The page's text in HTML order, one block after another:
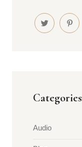
Categories
Audio